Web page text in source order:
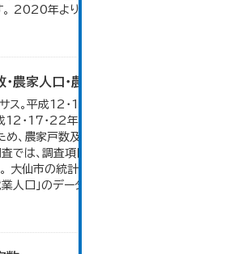
2020年より集計区分が変更となる。
農家人口・農業就業人口
ス。平成12・17・22・27年数値は、販
12・17・22年の農業就業人口データが
、農家戸数及び人口も販売農家のみと
では、調査項目・集計体系が変更となっ
大仙市の統計「3-2 地域別農家戸数、
人口」のデータを参照しています。